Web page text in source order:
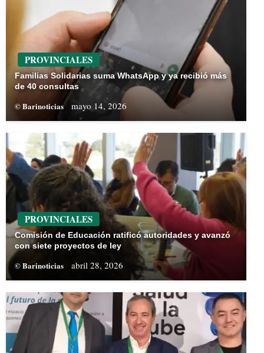
PROVINCIALES
Familias Solidarias suma WhatsApp y ya recibió más
de 40 consultas
© Barinoticias mayo 14, 2026
PROVINCIALES
Comisión de Educación ratificó autoridades y avanzó
con siete proyectos de ley
© Barinoticias abril 28, 2026